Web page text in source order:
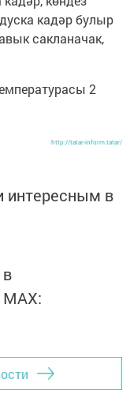
кадәр булыр
сакланачак,
2
http://tatar-inform.tatar/
в
MАХ: